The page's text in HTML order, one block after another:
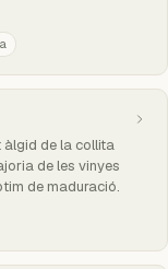
àlgid de la collita
de les vinyes
de maduració.